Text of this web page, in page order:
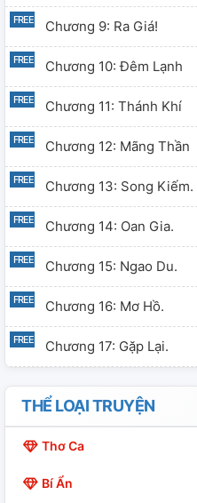
Chương 9: Ra Giá!
Chương 10: Đêm Lạnh
Chương 11: Thánh Khí
Chương 12: Mãng Thần
Chương 13: Song Kiếm.
Chương 14: Oan Gia.
Chương 15: Ngao Du.
Chương 16: Mơ Hồ.
Chương 17: Gặp Lại.
Chương 18: Nguyệt Thực.
Chương 19: Hỗn Ảo.
THỂ LOẠI TRUYỆN
Thơ Ca
Bí Ẩn